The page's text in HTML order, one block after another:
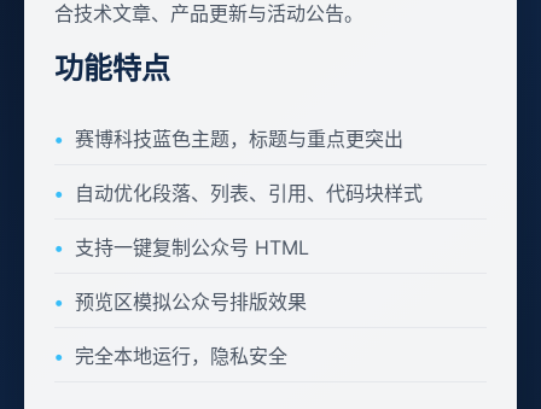
合技术文章、产品更新与活动公告。
功能特点
赛博科技蓝色主题，标题与重点更突出
自动优化段落、列表、引用、代码块样式
支持一键复制公众号 HTML
预览区模拟公众号排版效果
完全本地运行，隐私安全